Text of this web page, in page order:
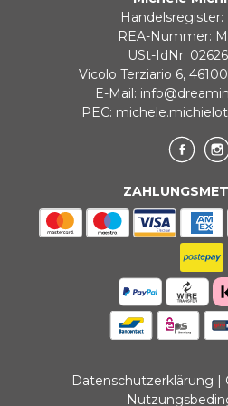
REA-Nummer:
USt-IdNr.
Vicolo Terziario 6,
E-Mail:
PEC:
Datenschutzerklärung |